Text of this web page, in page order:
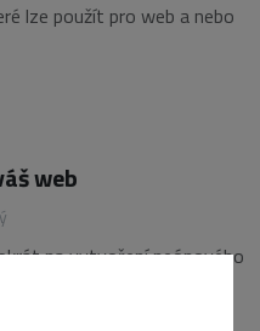
lze použít pro web a nebo
web
na vytvoření neónového
objektů ve vektorovém
také použít